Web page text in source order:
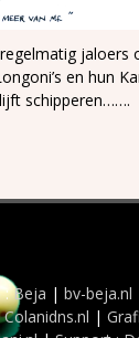
jaloers
en hun
schipperen…….
:Beja | bv-beja.nl
|